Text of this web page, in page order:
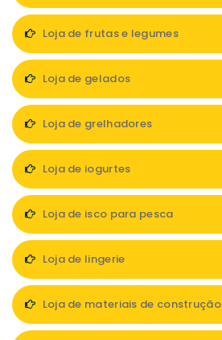
Loja de frutas e legumes
Loja de gelados
Loja de grelhadores
Loja de iogurtes
Loja de isco para pesca
Loja de lingerie
Loja de materiais de construção